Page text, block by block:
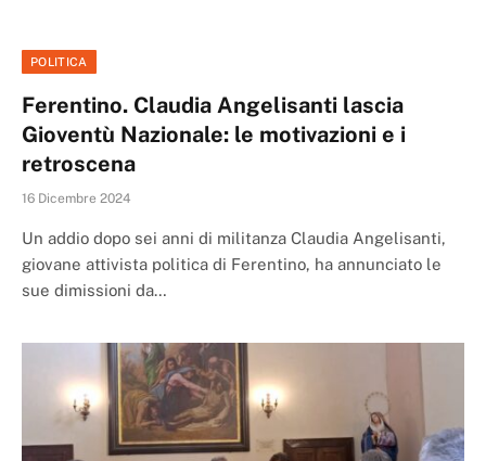
POLITICA
Ferentino. Claudia Angelisanti lascia
Gioventù Nazionale: le motivazioni e i
retroscena
16 Dicembre 2024
Un addio dopo sei anni di militanza Claudia Angelisanti,
giovane attivista politica di Ferentino, ha annunciato le
sue dimissioni da…